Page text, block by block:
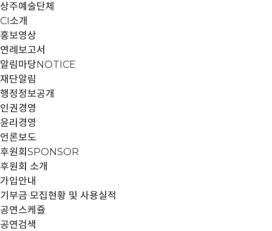
상주예술단체
CI소개
홍보영상
연례보고서
알림마당NOTICE
재단알림
행정정보공개
인권경영
윤리경영
언론보도
후원회 SPONSOR
후원회 소개
가입안내
기부금 모집현황 및 사용실적
공연스케쥴
공연검색